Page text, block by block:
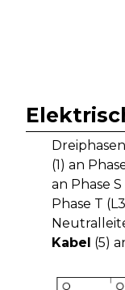
(1) an
an Phase S
Phase T
Kabel (5)